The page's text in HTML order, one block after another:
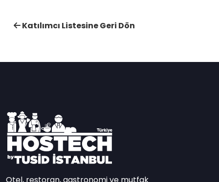
Katılımcı Listesine Geri Dön